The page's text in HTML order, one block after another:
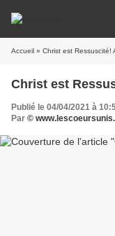
Accueil » Christ est Ressuscité!
Christ est
Publié le 04/04/2021 à
Par ©